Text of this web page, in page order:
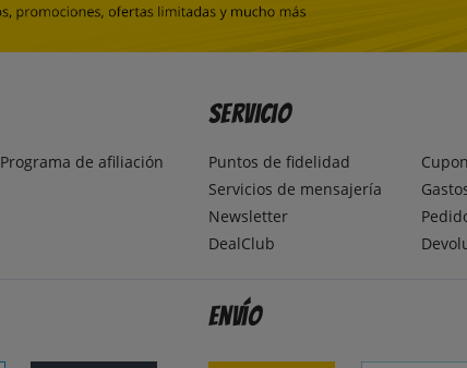
Programa de afiliación
Servicio
Puntos de fidelidad
Servicios de mensajería
Newsletter
DealClub
Envío